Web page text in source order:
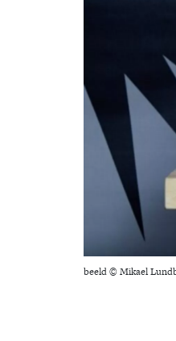
beeld © Mikael